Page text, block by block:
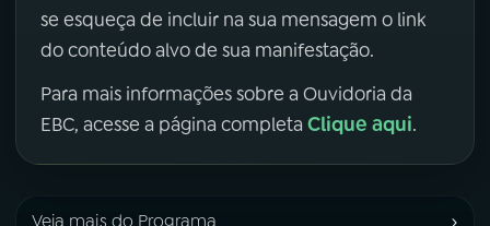
se esqueça de incluir na sua mensagem o link
do conteúdo alvo de sua manifestação.
Para mais informações sobre a Ouvidoria da
EBC, acesse a página completa Clique aqui.
Veja mais do Programa